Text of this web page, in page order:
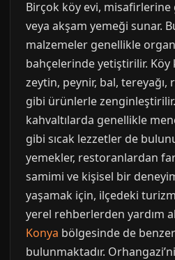
Birçok köy evi, misafirlerine
veya akşam yemeği sunar.
malzemeler genellikle
bahçelerinde yetiştirilir. Köy
zeytin, peynir, bal, tereyağı,
gibi ürünlerle zenginleştirilir.
kahvaltılarda genellikle
gibi sıcak lezzetler de
yemekler, restoranlardan
samimi ve kişisel bir
yaşamak için, ilçedeki
yerel rehberlerden yardım
Konya bölgesinde de
bulunmaktadır.